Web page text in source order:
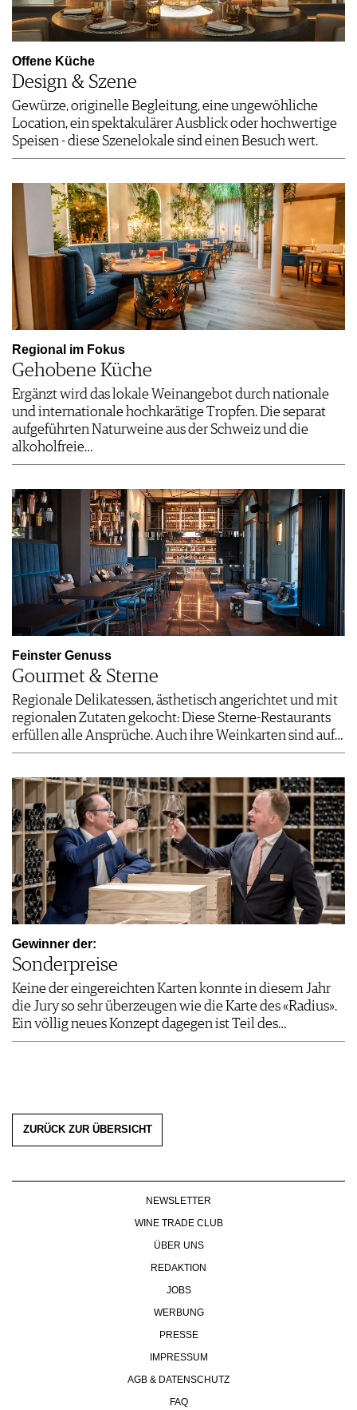
Offene Küche
Design & Szene
Gewürze, originelle Begleitung, eine ungewöhliche
Location, ein spektakulärer Ausblick oder hochwertige
Speisen - diese Szenelokale sind einen Besuch wert.
Regional im Fokus
Gehobene Küche
Ergänzt wird das lokale Weinangebot durch nationale
und internationale hochkarätige Tropfen. Die separat
aufgeführten Naturweine aus der Schweiz und die
alkoholfreie…
Feinster Genuss
Gourmet & Sterne
Regionale Delikatessen, ästhetisch angerichtet und mit
regionalen Zutaten gekocht: Diese Sterne-Restaurants
erfüllen alle Ansprüche. Auch ihre Weinkarten sind auf…
Gewinner der:
Sonderpreise
Keine der eingereichten Karten konnte in diesem Jahr
die Jury so sehr überzeugen wie die Karte des «Radius».
Ein völlig neues Konzept dagegen ist Teil des…
ZURÜCK ZUR ÜBERSICHT
NEWSLETTER
WINE TRADE CLUB
ÜBER UNS
REDAKTION
JOBS
WERBUNG
PRESSE
IMPRESSUM
AGB & DATENSCHUTZ
FAQ